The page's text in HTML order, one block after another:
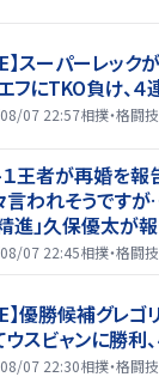
】スーパーレッ
フにTKO負け、
07 22:57相撲・格闘技
王者が再婚を
言われそうです
進」久保優太が
07 22:45相撲・格闘技
】優勝候補グレ
ウスビャンに勝利
07 22:30相撲・格闘技